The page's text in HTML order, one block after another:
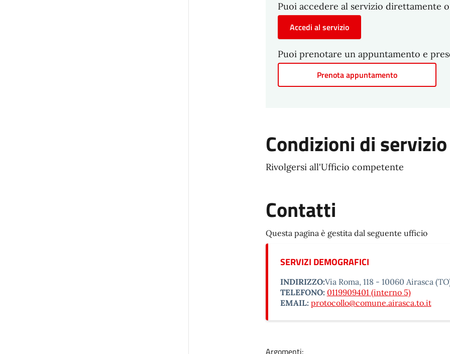
Puoi accedere al servizio direttamente
Accedi al servizio
Puoi prenotare un appuntamento e
Prenota appuntamento
Condizioni di servizio
Rivolgersi all'Ufficio competente
Contatti
Questa pagina è gestita dal seguente ufficio
SERVIZI DEMOGRAFICI
INDIRIZZO:Via Roma, 118 - 10060 Airasca
TELEFONO: 0119909401 (interno 5)
EMAIL: protocollo@comune.airasca.to.it
Argomenti: